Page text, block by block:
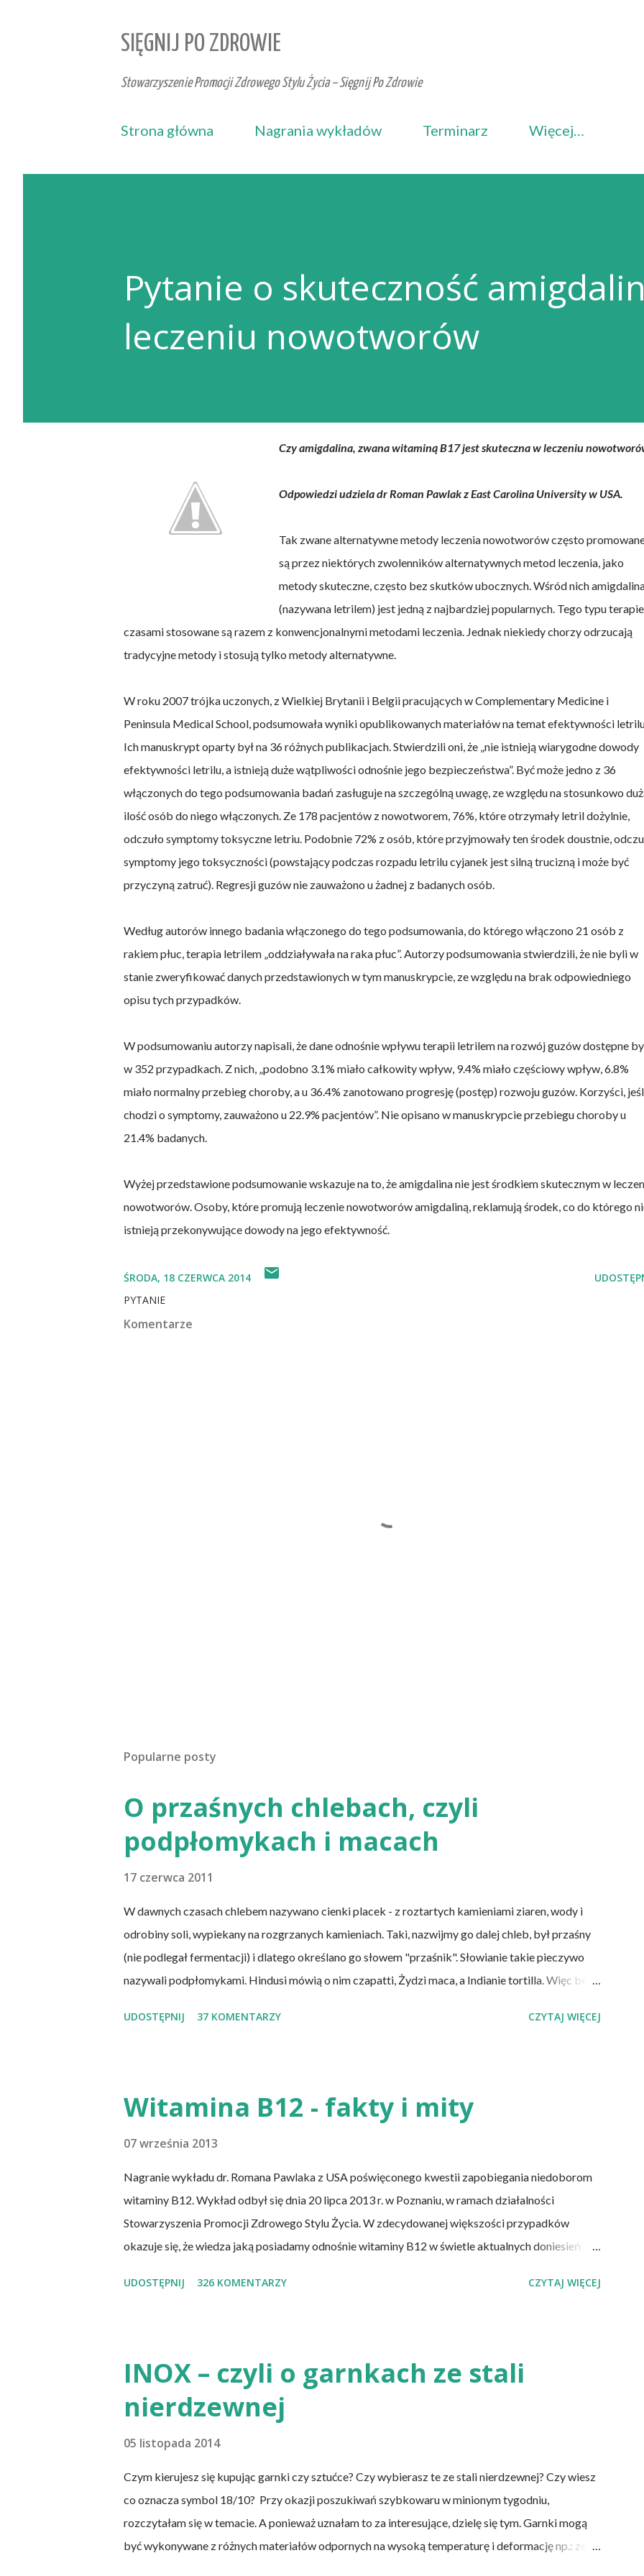
SIĘGNIJ PO ZDROWIE
Stowarzyszenie Promocji Zdrowego Stylu Życia – Sięgnij Po Zdrowie
Strona główna Nagrania wykładów Terminarz Więcej…
Pytanie o skuteczność
leczeniu nowotworów
Czy amigdalina, zwana witaminą B17 jest skuteczna w leczeniu
Odpowiedzi udziela dr Roman Pawlak zEast Carolina University w USA.
Tak zwane alternatywne metody leczenia nowotworów często
są przez niektórych zwolenników alternatywnych metod leczenia, jako
metody skuteczne, często bez skutków ubocznych. Wśród nich
(nazywana letrilem) jest jedną z najbardziej popularnych. Tego typu terapie
czasami stosowane są razem z konwencjonalnymi metodami leczenia. Jednak niekiedy chorzy odrzucają
tradycyjne metody i stosują tylko metody alternatywne.
W roku 2007 trójka uczonych, z Wielkiej Brytanii i Belgii pracujących w Complementary Medicine i
Peninsula Medical School, podsumowała wyniki opublikowanych materiałów na temat efektywności
Ich manuskrypt oparty był na 36 różnych publikacjach. Stwierdzili oni, że „nie istnieją wiarygodne dowody
efektywności letrilu, a istnieją duże wątpliwości odnośnie jego bezpieczeństwa”. Być może jedno z 36
włączonych do tego podsumowania badań zasługuje na szczególną uwagę, ze względu na stosunkowo
ilość osób do niego włączonych. Ze 178 pacjentów z nowotworem, 76%, które otrzymały letril dożylnie,
odczuło symptomy toksyczne letriu. Podobnie 72% z osób, które przyjmowały ten środek doustnie,
symptomy jego toksyczności (powstający podczas rozpadu letrilu cyjanek jest silną trucizną i może być
przyczyną zatruć). Regresji guzów nie zauważono u żadnej z badanych osób.
Według autorów innego badania włączonego do tego podsumowania, do którego włączono 21 osób z
rakiem płuc, terapia letrilem „oddziaływała na raka płuc”. Autorzy podsumowania stwierdzili, że nie byli w
stanie zweryfikować danych przedstawionych w tym manuskrypcie, ze względu na brak odpowiedniego
opisu tych przypadków.
W podsumowaniu autorzy napisali, że dane odnośnie wpływu terapii letrilem na rozwój guzów dostępne
w 352 przypadkach. Z nich, „podobno 3.1% miało całkowity wpływ, 9.4% miało częściowy wpływ, 6.8%
miało normalny przebieg choroby, a u 36.4% zanotowano progresję (postęp) rozwoju guzów. Korzyści,
chodzi o symptomy, zauważono u 22.9% pacjentów”. Nie opisano w manuskrypcie przebiegu choroby u
21.4% badanych.
Wyżej przedstawione podsumowanie wskazuje na to, że amigdalina nie jest środkiem skutecznym w
nowotworów. Osoby, które promują leczenie nowotworów amigdaliną, reklamują środek, co do którego
istnieją przekonywujące dowody na jego efektywność.
ŚRODA, 18 CZERWCA 2014
PYTANIE
Komentarze
Popularne posty
O przaśnych chlebach, czyli
podpłomykach i macach
17 czerwca 2011
W dawnych czasach chlebem nazywano cienki placek - z roztartych kamieniami ziaren, wody i
odrobiny soli, wypiekany na rozgrzanych kamieniach. Taki, nazwijmy go dalej chleb, był przaśny
(nie podlegał fermentacji) i dlatego określano go słowem "przaśnik". Słowianie takie pieczywo
nazywali podpłomykami. Hindusi mówią o nim czapatti, Żydzi maca, a Indianie tortilla. Więc bez
dzisiejsze chleby. Nie było w nich przede wszystkich ani drożdży, ani zakwasu. Świeże, przaśne
prapradziadów możemy także spożywać przaśny, niekwaszony chleb. Najprostszy przepis na
podpłomyki to: wziąć mąkę, wodę i trochę soli. Z tych składników zagnieść ciasto, dodając mąkę
w takiej ilości, aby ciasto nie kleiło się do palców. Z kolei r...
UDOSTĘPNIJ 37 KOMENTARZY CZYTAJ WIĘCEJ
Witamina B12 - fakty i mity
07 września 2013
Nagranie wykładu dr. Romana Pawlaka z USA poświęconego kwestii zapobiegania niedoborom
witaminy B12. Wykład odbył się dnia 20 lipca 2013 r. w Poznaniu, w ramach działalności
Stowarzyszenia Promocji Zdrowego Stylu Życia. W zdecydowanej większości przypadków
okazuje się, że wiedza jaką posiadamy odnośnie witaminy B12 w świetle aktualnych doniesień
świecie. W grupie osób narażonych na jej niedobór znajdują się miedzy innymi weganie (ludzie,
zwierzęcego, takie jak mleko, przetwory mleczne i jajka), osoby po 50 roku życia, niezależnie od
ich diety, osoby, które poddały się operacji żołądka lub którym wycięto dolną część jelita
cienkiego, a także osoby chorujące na AIDS. Inni, w tym np. osoby chorujące na cukrzycę, a także
UDOSTĘPNIJ 326 KOMENTARZY CZYTAJ WIĘCEJ
INOX – czyli o garnkach ze stali
nierdzewnej
05 listopada 2014
Czym kierujesz się kupując garnki czy sztućce? Czy wybierasz te ze stali nierdzewnej? Czy wiesz
co oznacza symbol 18/10? Przy okazji poszukiwań szybkowaru w minionym tygodniu,
rozczytałam się w temacie. A ponieważ uznałam to za interesujące, dzielę się tym. Garnki mogą
być wykonywane z różnych materiałów odpornych na wysoką temperaturę i deformację np.: ze